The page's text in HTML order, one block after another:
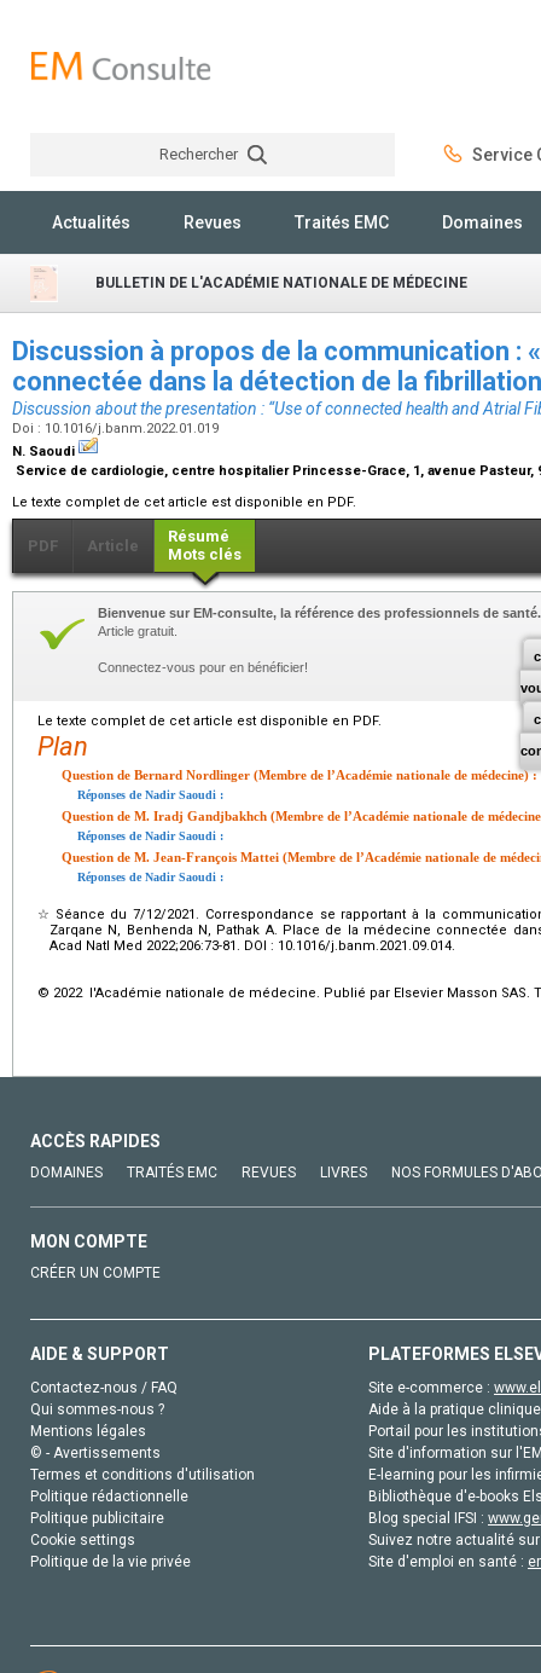
Rechercher Service
Actualités Revues Traités EMC Domaines
BULLETIN DE L'ACADÉMIE NATIONALE DE MÉDECINE
Discussion à propos de la communication :
connectée dans la détection de la
Discussion about the presentation : “Use of connected health and Atrial
Doi : 10.1016/j.banm.2022.01.019
N. Saoudi
Service de cardiologie, centre hospitalier Princesse-Grace, 1, avenue Pasteur,
Le texte complet de cet article est disponible en PDF.
PDF Article
Résumé
Mots clés
Bienvenue sur EM-consulte, la référence des professionnels de santé.
Article gratuit.
Connectez-vous pour en bénéficier!
Le texte complet de cet article est disponible en PDF.
Plan
Question de Bernard Nordlinger (Membre de l’Académie nationale de médecine) :
Réponses de Nadir Saoudi :
Question de M. Iradj Gandjbakhch (Membre de l’Académie nationale de
Réponses de Nadir Saoudi :
Question de M. Jean-François Mattei (Membre de l’Académie nationale de
Réponses de Nadir Saoudi :
☆ Séance du 7/12/2021. Correspondance se rapportant à la
Zarqane N, Benhenda N, Pathak A. Place de la médecine connectée
Acad Natl Med 2022;206:73-81. DOI : 10.1016/j.banm.2021.09.014.
© 2022 l'Académie nationale de médecine. Publié par Elsevier Masson SAS.
ACCÈS RAPIDES
DOMAINES TRAITÉS EMC REVUES LIVRES NOS FORMULES
MON COMPTE
CRÉER UN COMPTE
AIDE & SUPPORT
Contactez-nous / FAQ
Qui sommes-nous ?
Mentions légales
© - Avertissements
Termes et conditions d'utilisation
Politique rédactionnelle
Politique publicitaire
Cookie settings
Politique de la vie privée
PLATEFORMES
Site e-commerce :
Aide à la pratique
Portail pour les
Site d'information sur
E-learning pour les
Bibliothèque d'e-books
Blog special IFSI :
Suivez notre actualité
Site d'emploi en santé :